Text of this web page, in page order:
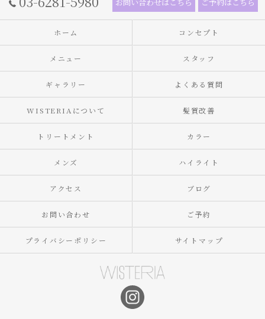
ホーム コンセプト
メニュー スタッフ
ギャラリー よくある質問
WISTERIAについて 髪質改善
トリートメント カラー
メンズ ハイライト
アクセス ブログ
お問い合わせ ご予約
プライバシーポリシー サイトマップ